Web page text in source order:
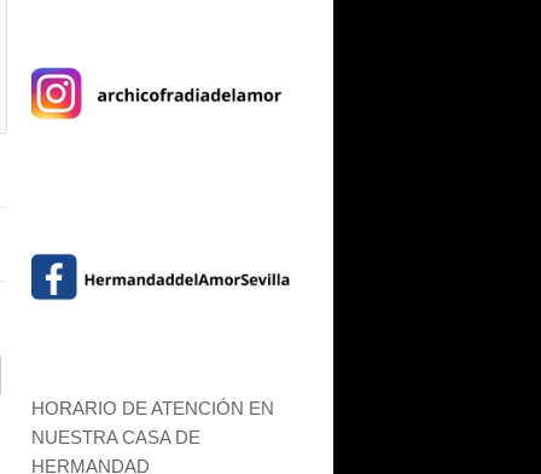
HORARIO DE ATENCIÓN EN
NUESTRA CASA DE
HERMANDAD